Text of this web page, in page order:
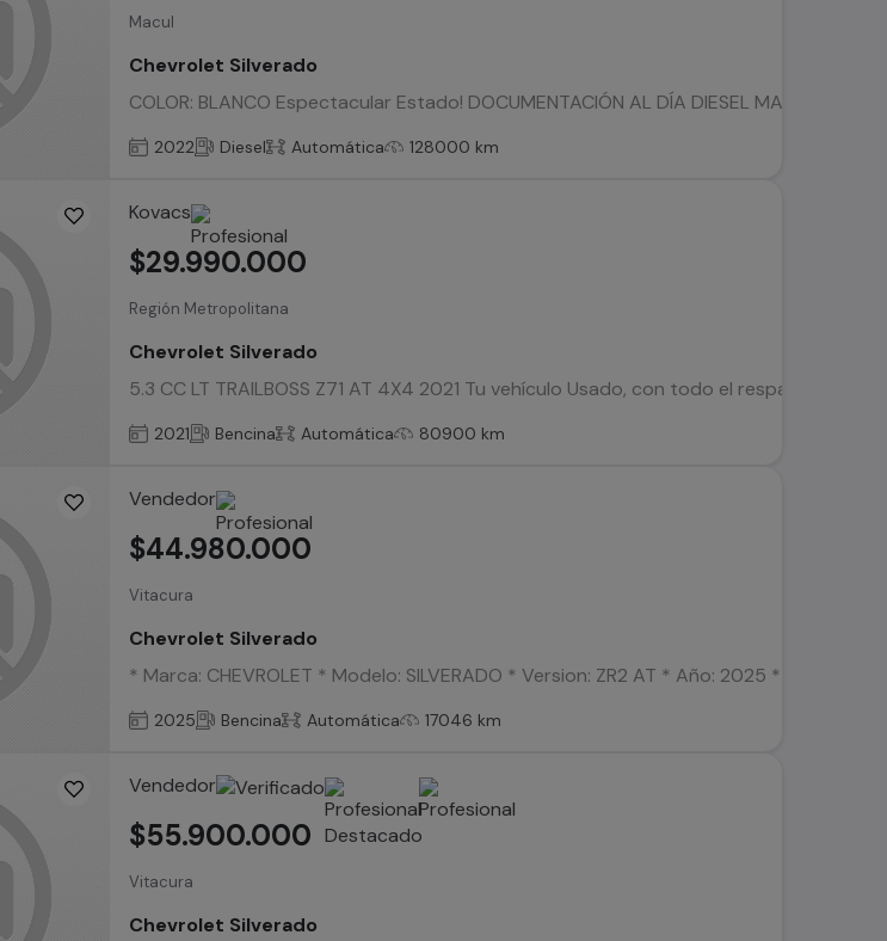
Macul
Chevrolet Silverado
COLOR: BLANCO Espectacular Estado! DOCUMENTACIÓN AL DÍA DIESEL
2022 Diesel Automática 128000 km
Kovacs
Región Metropolitana
Chevrolet Silverado
5.3 CC LT TRAILBOSS Z71 AT 4X4 2021 Tu vehículo Usado, con todo el respaldo de
$29.990.000
2021 Bencina Automática 80900 km
Vendedor
Vitacura
Chevrolet Silverado
* Marca: CHEVROLET * Modelo: SILVERADO * Version: ZR2 AT * Año: 2025 *
$44.980.000
2025 Bencina Automática 17046 km
Vendedor
Vitacura
Chevrolet Silverado
$55.900.000